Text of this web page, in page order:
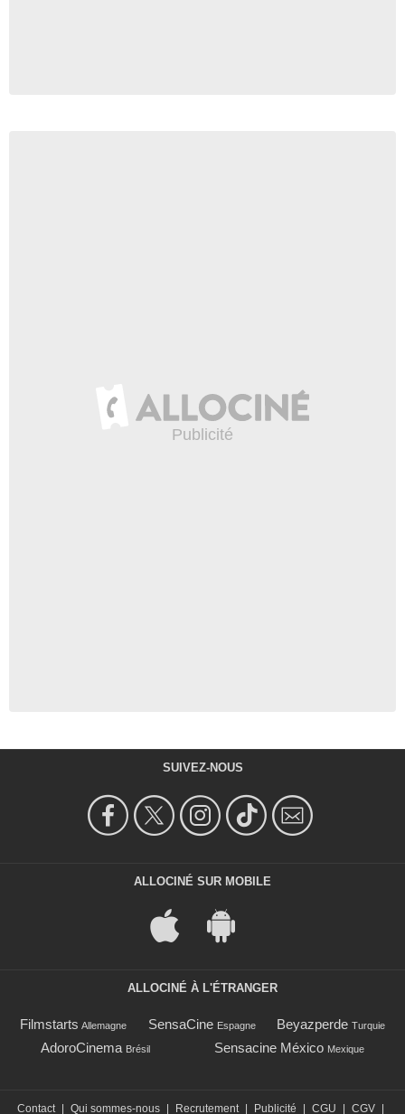
SUIVEZ-NOUS
ALLOCINÉ SUR MOBILE
ALLOCINÉ À L'ÉTRANGER
Filmstarts Allemagne SensaCine Espagne Beyazperde Turquie
AdoroCinema Brésil Sensacine México Mexique
Contact Qui sommes-nous Recrutement Publicité CGU CGV